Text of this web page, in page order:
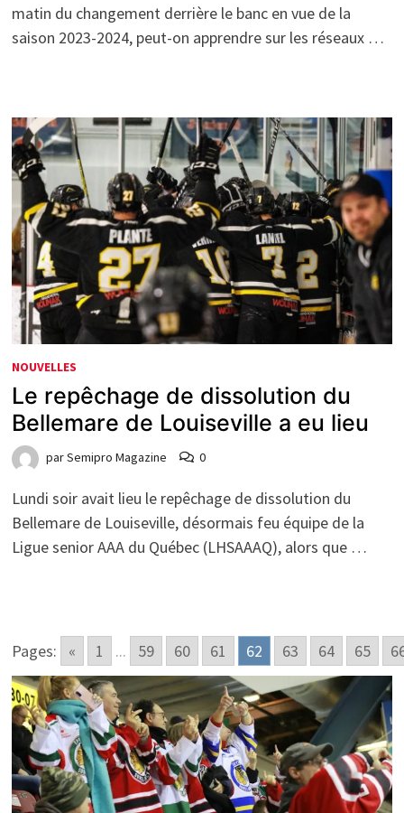
matin du changement derrière le banc en vue de la
saison 2023-2024, peut-on apprendre sur les réseaux …
NOUVELLES
Le repêchage de dissolution du
Bellemare de Louiseville a eu lieu
parSemipro Magazine 0
Lundi soir avait lieu le repêchage de dissolution du
Bellemare de Louiseville, désormais feu équipe de la
Ligue senior AAA du Québec (LHSAAAQ), alors que …
Pages: « 1 ... 59 60 61 62 63 64 65